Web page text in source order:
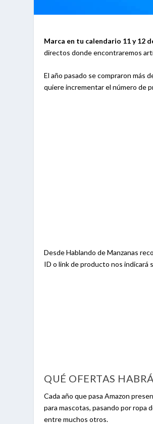
Marca en tu calendario 11 y 12
directos donde encontraremos
El año pasado se compraron más
quiere incrementar el número de
Desde Hablando de Manzanas
ID o link de producto nos indicará
QUÉ OFERTAS
Cada año que pasa Amazon
para mascotas, pasando por ropa
entre muchos otros.